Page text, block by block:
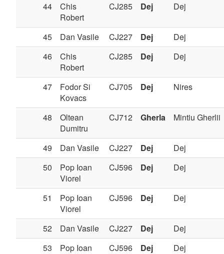
44
Chis
Robert
CJ285 Dej Dej
45 Dan Vasile CJ227 Dej
Dej
46
Chis
Robert
CJ285 Dej Dej
47
Fodor Si
Kovacs
CJ705 Dej Nires
48
Oltean
Dumitru
CJ712 Gherla Mintiu Gherlii
49 Dan Vasile CJ227 Dej
Dej
50
Pop Ioan
Viorel
CJ596 Dej Dej
51
Pop Ioan
Viorel
CJ596 Dej Dej
52 Dan Vasile CJ227 Dej
Dej
53
Pop Ioan
CJ596 Dej Dej